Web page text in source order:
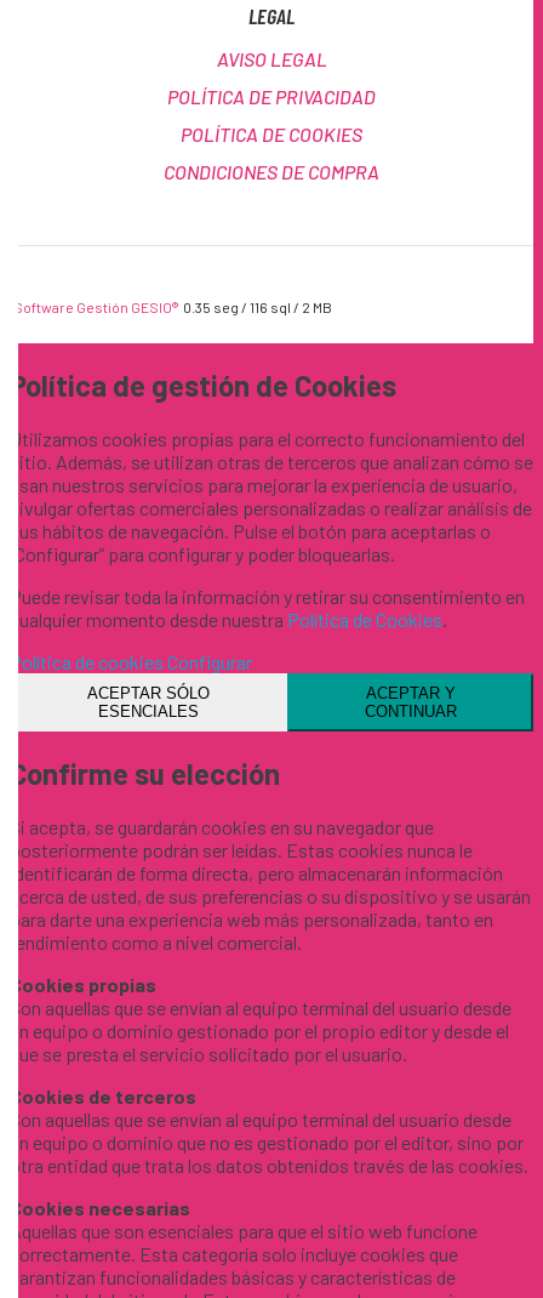
LEGAL
AVISO LEGAL
POLÍTICA DE PRIVACIDAD
POLÍTICA DE COOKIES
CONDICIONES DE COMPRA
Software Gestión GESIO® 0.35 seg / 116 sql / 2 MB
Política de gestión de Cookies
Utilizamos cookies propias para el correcto funcionamiento del
sitio. Además, se utilizan otras de terceros que analizan cómo se
usan nuestros servicios para mejorar la experiencia de usuario,
divulgar ofertas comerciales personalizadas o realizar análisis de
sus hábitos de navegación. Pulse el botón para aceptarlas o
“Configurar” para configurar y poder bloquearlas.
Puede revisar toda la información y retirar su consentimiento en
cualquier momento desde nuestra Política de Cookies.
Política de cookies Configurar
ACEPTAR SÓLO
ESENCIALES
ACEPTAR Y
CONTINUAR
Confirme su elección
Si acepta, se guardarán cookies en su navegador que
posteriormente podrán ser leídas. Estas cookies nunca le
identificarán de forma directa, pero almacenarán información
acerca de usted, de sus preferencias o su dispositivo y se usarán
para darte una experiencia web más personalizada, tanto en
rendimiento como a nivel comercial.
Cookies propias
Son aquellas que se envían al equipo terminal del usuario desde
un equipo o dominio gestionado por el propio editor y desde el
que se presta el servicio solicitado por el usuario.
Cookies de terceros
Son aquellas que se envían al equipo terminal del usuario desde
un equipo o dominio que no es gestionado por el editor, sino por
otra entidad que trata los datos obtenidos través de las cookies.
Cookies necesarias
Aquellas que son esenciales para que el sitio web funcione
correctamente. Esta categoría solo incluye cookies que
garantizan funcionalidades básicas y características de